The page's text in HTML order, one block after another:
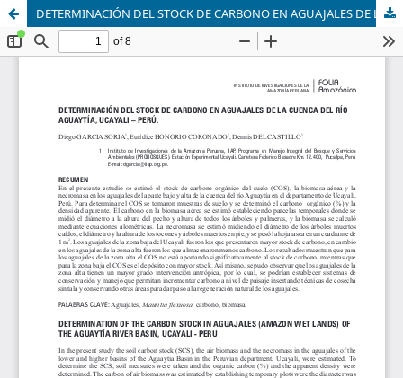
DETERMINACIÓN DEL STOCK DE CARBONO EN AGUAJALES DE LA CUENCA DEL RÍO AGUAYTÍA, UCAYALI – PERÚ